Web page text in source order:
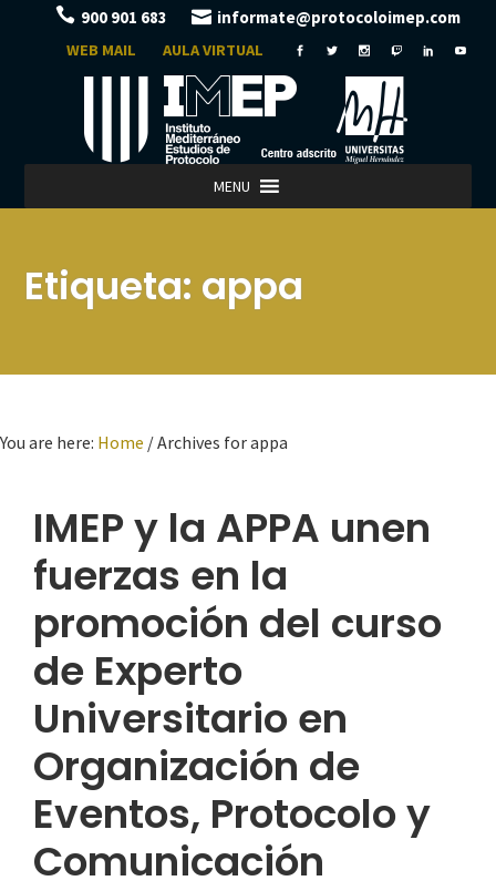
900 901 683 informate@protocoloimep.com
WEB MAIL AULA VIRTUAL
MENU
Etiqueta:appa
You are here: Home /Archives for appa
IMEP y la APPA unen
fuerzas en la
promoción del curso
de Experto
Universitario en
Organización de
Eventos, Protocolo y
Comunicación